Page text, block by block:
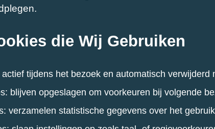
die Wij Gebruiken
tijdens het bezoek en automatisch verwijderd
blijven opgeslagen om voorkeuren bij volgende
verzamelen statistische gegevens over het